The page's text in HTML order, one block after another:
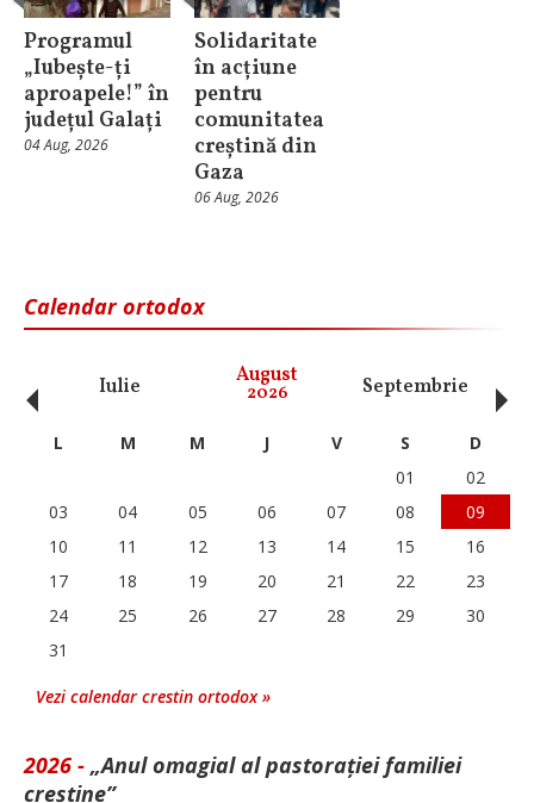
Programul
„Iubește-ți
aproapele!” în
județul Galați
04 Aug, 2026
Solidaritate
în acțiune
pentru
comunitatea
creștină din
Gaza
06 Aug, 2026
Calendar ortodox
Iulie August
2026 Septembrie
‹ L M M J V S
D
01
02
03
04 05 06 07 08
09
10
11 12 13 14 15
16
17
18 19 20 21 22
23
24
25 26 27 28 29
30
31
Vezi calendar crestin ortodox »
2026 - „Anul omagial al pastorației familiei
creștine”